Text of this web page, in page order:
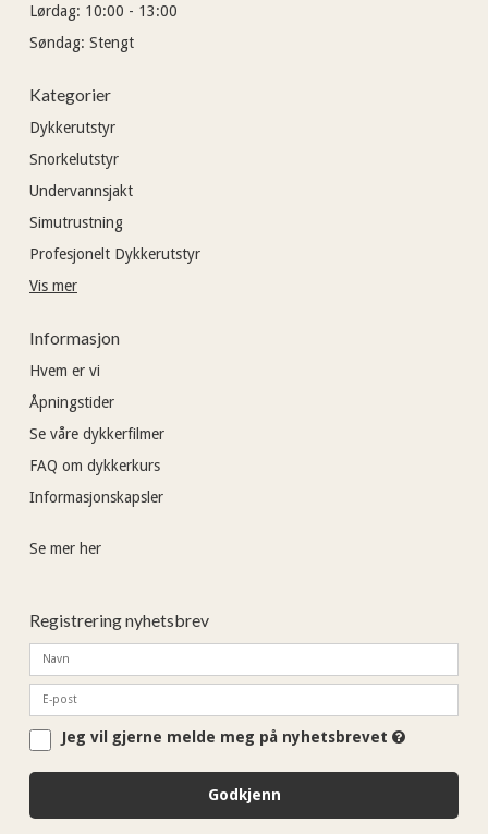
Lørdag: 10:00 - 13:00
Søndag: Stengt
Kategorier
Dykkerutstyr
Snorkelutstyr
Undervannsjakt
Simutrustning
Profesjonelt Dykkerutstyr
Vis mer
Informasjon
Hvem er vi
Åpningstider
Se våre dykkerfilmer
FAQ om dykkerkurs
Informasjonskapsler
Se mer her
Registrering nyhetsbrev
Jeg vil gjerne melde meg på nyhetsbrevet
Godkjenn